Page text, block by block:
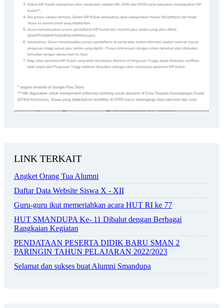
LINK TERKAIT
Angket Orang Tua Alumni
Daftar Data Website Siswa X - XII
Guru-guru ikut memeriahkan acara HUT RI ke 77
HUT SMANDUPA Ke- 11 Dibalut dengan Berbagai
Rangkaian Kegiatan
PENDATAAN PESERTA DIDIK BARU SMAN 2
PARINGIN TAHUN PELAJARAN 2022/2023
Selamat dan sukses buat Alumni Smandupa